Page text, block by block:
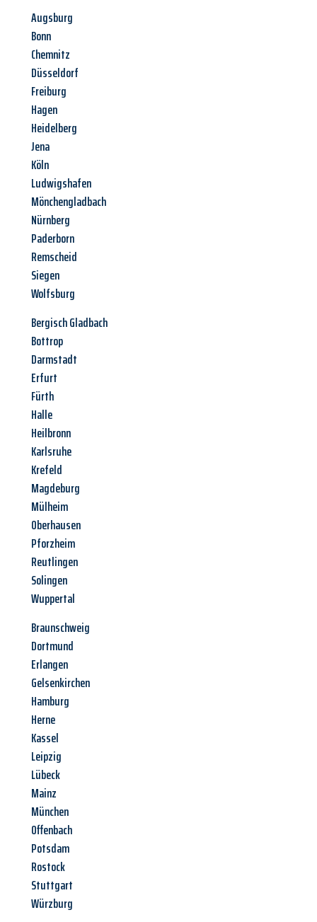
Augsburg
Bonn
Chemnitz
Düsseldorf
Freiburg
Hagen
Heidelberg
Jena
Köln
Ludwigshafen
Mönchengladbach
Nürnberg
Paderborn
Remscheid
Siegen
Wolfsburg
Bergisch Gladbach
Bottrop
Darmstadt
Erfurt
Fürth
Halle
Heilbronn
Karlsruhe
Krefeld
Magdeburg
Mülheim
Oberhausen
Pforzheim
Reutlingen
Solingen
Wuppertal
Braunschweig
Dortmund
Erlangen
Gelsenkirchen
Hamburg
Herne
Kassel
Leipzig
Lübeck
Mainz
München
Offenbach
Potsdam
Rostock
Stuttgart
Würzburg